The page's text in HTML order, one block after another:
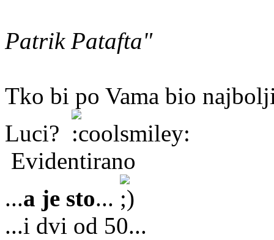
Patrik Patafta"
Tko bi po Vama bio
Luci?
Evidentirano
...a je sto...
...i dvi od 50...